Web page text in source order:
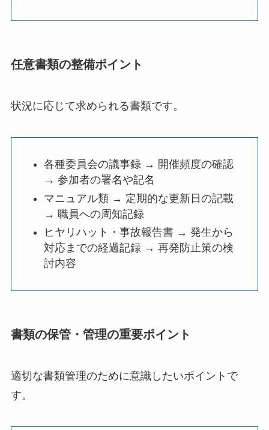
任意書類の整備ポイント
状況に応じて求められる書類です。
各種委員会の議事録 → 開催頻度の確認
→ 参加者の署名や記名
マニュアル類 → 定期的な更新日の記載
→ 職員への周知記録
ヒヤリハット・事故報告書 → 発生から
対応までの経過記録 → 再発防止策の検
討内容
書類の保管・管理の重要ポイント
適切な書類管理のために意識したいポイントで
す。